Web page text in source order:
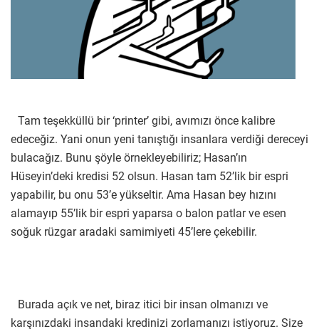
Tam teşekküllü bir ‘printer’ gibi, avımızı önce kalibre
edeceğiz. Yani onun yeni tanıştığı insanlara verdiği dereceyi
bulacağız. Bunu şöyle örnekleyebiliriz; Hasan’ın
Hüseyin’deki kredisi 52 olsun. Hasan tam 52’lik bir espri
yapabilir, bu onu 53’e yükseltir. Ama Hasan bey hızını
alamayıp 55’lik bir espri yaparsa o balon patlar ve esen
soğuk rüzgar aradaki samimiyeti 45’lere çekebilir.
Burada açık ve net, biraz itici bir insan olmanızı ve
karşınızdaki insandaki kredinizi zorlamanızı istiyoruz. Size